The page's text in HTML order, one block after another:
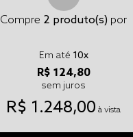
Compre 2 produto(s) por
Em até 10x
R$ 124,80
sem juros
R$ 1.248,00 à vista